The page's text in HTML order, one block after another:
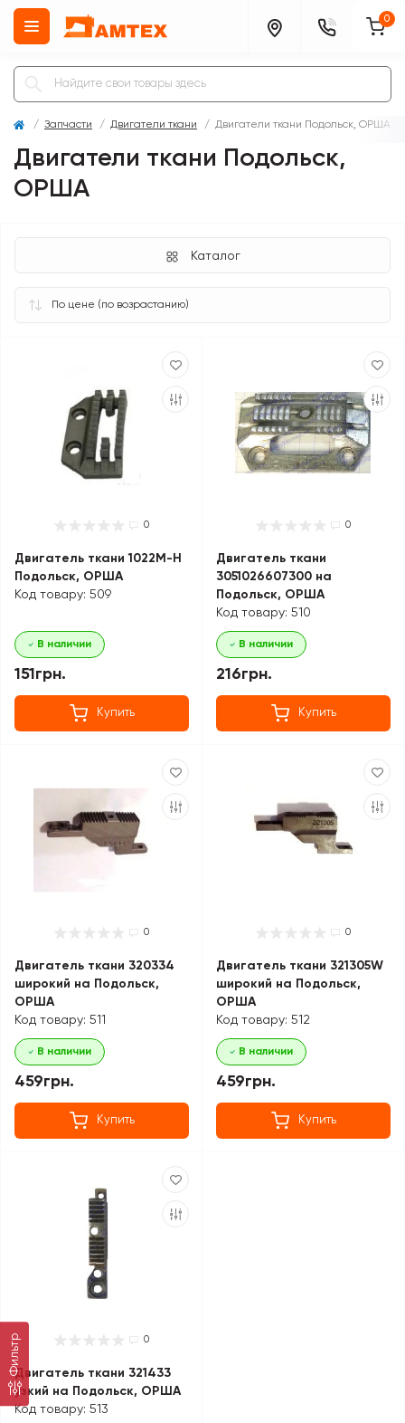
0
Запчасти Двигатели ткани Двигатели ткани Подольск, ОРША
Двигатели ткани Подольск,
ОРША
Фильтр
Каталог
0
Двигатель ткани 1022M-H
Подольск, ОРША
Код товару: 509
В наличии
151грн.
Купить
0
Двигатель ткани
3051026607300 на
Подольск, ОРША
Код товару: 510
В наличии
216грн.
Купить
0
Двигатель ткани 320334
широкий на Подольск,
ОРША
Код товару: 511
В наличии
459грн.
Купить
0
Двигатель ткани 321305W
широкий на Подольск,
ОРША
Код товару: 512
В наличии
459грн.
Купить
0
Двигатель ткани 321433
узкий на Подольск, ОРША
Код товару: 513